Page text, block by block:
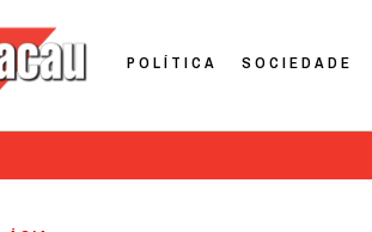
POLÍTICA SOCIEDADE